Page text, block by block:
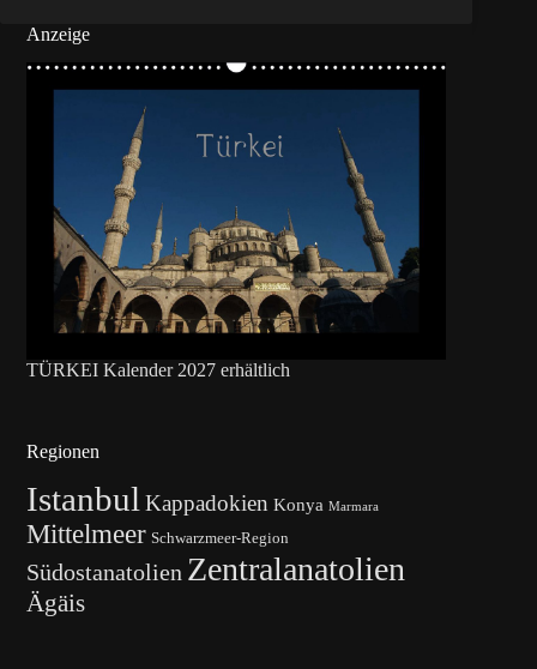
Anzeige
TÜRKEI Kalender 2027 erhältlich
Regionen
Istanbul Kappadokien Konya Marmara
Mittelmeer Schwarzmeer-Region
Südostanatolien Zentralanatolien
Ägäis